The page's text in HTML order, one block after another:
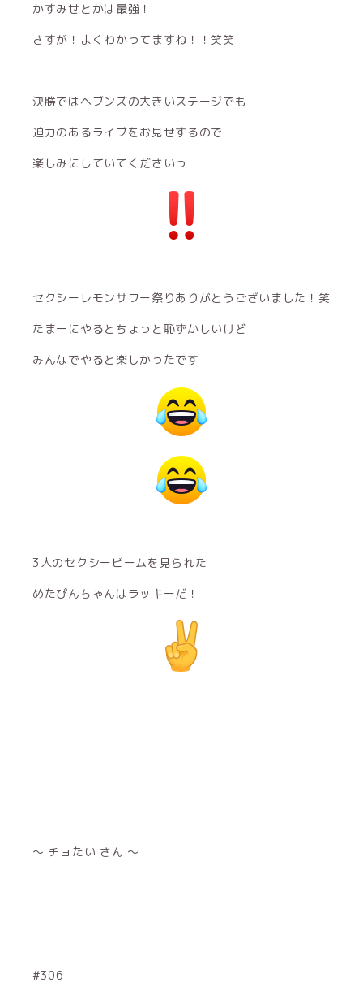
かすみせとかは最強！
さすが！よくわかってますね！！笑笑
決勝ではヘブンズの大きいステージでも
迫力のあるライブをお見せするので
楽しみにしていてくださいっ
セクシーレモンサワー祭りありがとうございました！笑
たまーにやるとちょっと恥ずかしいけど
みんなでやると楽しかったです
3人のセクシービームを見られた
めたぴんちゃんはラッキーだ！
～ チョたい さん ～
#306